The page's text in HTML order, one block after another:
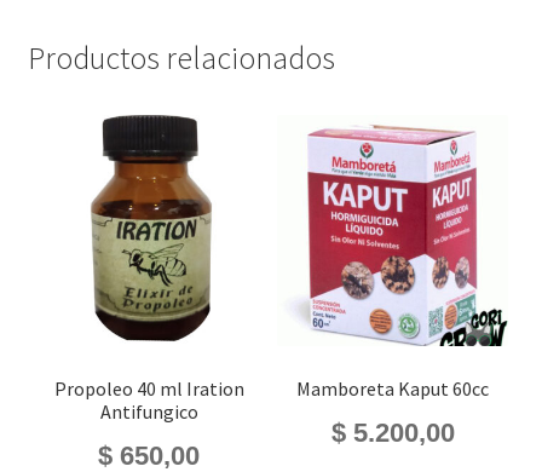
Productos relacionados
Propoleo 40 ml Iration
Antifungico
$ 650,00
Mamboreta Kaput 60cc
$5.200,00